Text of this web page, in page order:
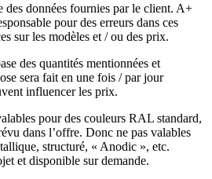
des données fournies par le client. A+
pour des erreurs dans ces
sur les modèles et / ou des prix.
des quantités mentionnées et
sera fait en une fois / par jour
influencer les prix.
pour des couleurs RAL standard,
dans l’offre. Donc ne pas valables
structuré, « Anodic », etc.
et disponible sur demande.